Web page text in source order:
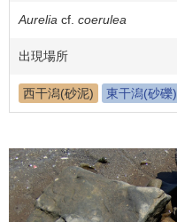
Aurelia cf. coerulea
出現場所
西干潟(砂泥) 東干潟(砂礫)